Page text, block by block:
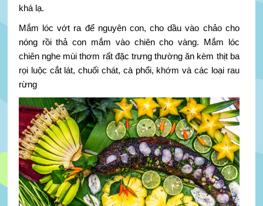
khá lạ.
Mắm lóc vớt ra để nguyên con, cho dầu vào chảo cho
nóng rồi thả con mắm vào chiên cho vàng. Mắm lóc
chiên nghe mùi thơm rất đặc trưng thường ăn kèm thịt ba
rọi luộc cắt lát, chuối chát, cà phổi, khớm và các loại rau
rừng